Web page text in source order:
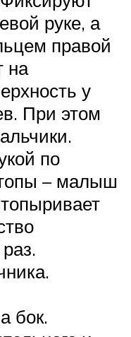
руке, а
правой
на
у
При этом
по
– малыш
бок.